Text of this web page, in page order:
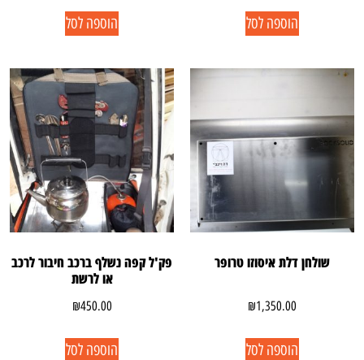
הוספה לסל הוספה לסל
שולחן דלת איסוזו טרופר
₪1,350.00
הוספה לסל
פק'ל קפה נשלף ברכב חיבור לרכב
או לרשת
₪450.00
הוספה לסל